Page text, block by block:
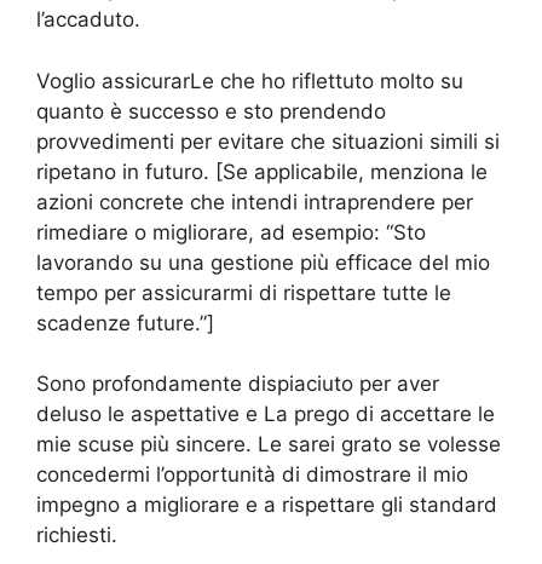
l’accaduto.
Voglio assicurarLe che ho riflettuto molto su
quanto è successo e sto prendendo
provvedimenti per evitare che situazioni simili si
ripetano in futuro. [Se applicabile, menziona le
azioni concrete che intendi intraprendere per
rimediare o migliorare, ad esempio: “Sto
lavorando su una gestione più efficace del mio
tempo per assicurarmi di rispettare tutte le
scadenze future.”]
Sono profondamente dispiaciuto per aver
deluso le aspettative e La prego di accettare le
mie scuse più sincere. Le sarei grato se volesse
concedermi l’opportunità di dimostrare il mio
impegno a migliorare e a rispettare gli standard
richiesti.